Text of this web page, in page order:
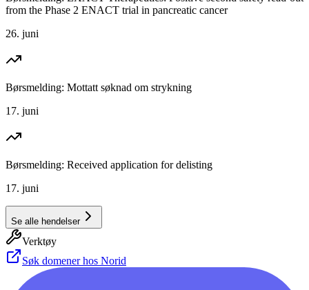
from the Phase 2 ENACT trial in pancreatic cancer
26. juni
Børsmelding: Mottatt søknad om strykning
17. juni
Børsmelding: Received application for delisting
17. juni
Se alle hendelser
Verktøy
Søk domener hos Norid